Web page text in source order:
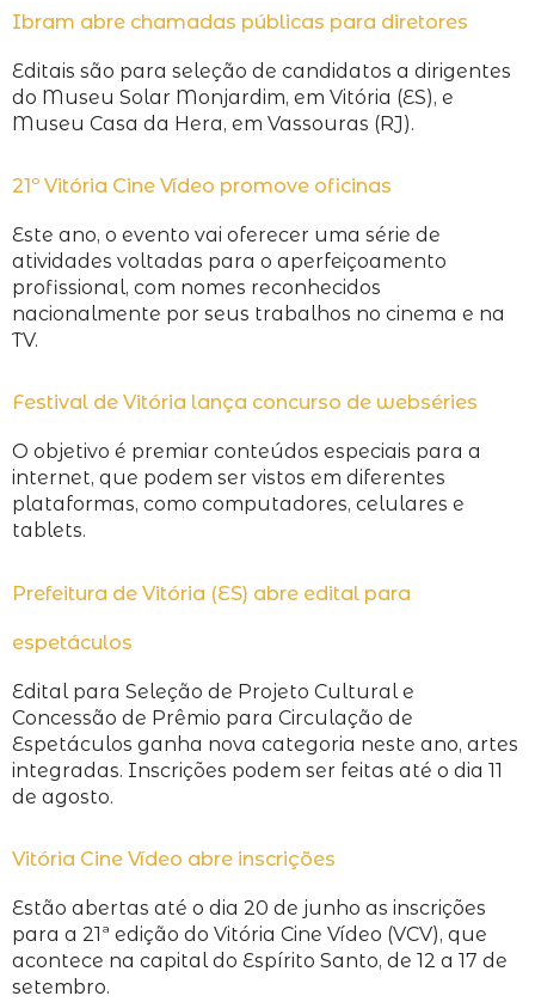
Ibram abre chamadas públicas para diretores
Editais são para seleção de candidatos a dirigentes
do Museu Solar Monjardim, em Vitória (ES), e
Museu Casa da Hera, em Vassouras (RJ).
21º Vitória Cine Vídeo promove oficinas
Este ano, o evento vai oferecer uma série de
atividades voltadas para o aperfeiçoamento
profissional, com nomes reconhecidos
nacionalmente por seus trabalhos no cinema e na
TV.
Festival de Vitória lança concurso de webséries
O objetivo é premiar conteúdos especiais para a
internet, que podem ser vistos em diferentes
plataformas, como computadores, celulares e
tablets.
Prefeitura de Vitória (ES) abre edital para
espetáculos
Edital para Seleção de Projeto Cultural e
Concessão de Prêmio para Circulação de
Espetáculos ganha nova categoria neste ano, artes
integradas. Inscrições podem ser feitas até o dia 11
de agosto.
Vitória Cine Vídeo abre inscrições
Estão abertas até o dia 20 de junho as inscrições
para a 21ª edição do Vitória Cine Vídeo (VCV), que
acontece na capital do Espírito Santo, de 12 a 17 de
setembro.